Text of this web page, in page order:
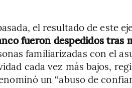
el resultado de este
fueron despedidos tras
familiarizadas con el
cada vez más bajos,
un “abuso de